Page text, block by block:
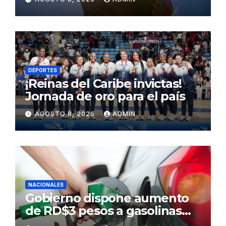
Sahara para este sábado
DEPORTES
¡Reinas del Caribe invictas!
Jornada de oro para el país
AGOSTO 8, 2026 ADMIN
NACIONALES
Gobierno dispone aumento
de RD$3 pesos a gasolinas